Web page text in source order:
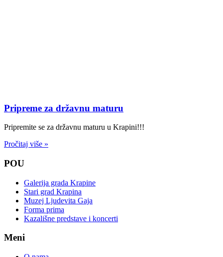
Pripreme za državnu maturu
Pripremite se za državnu maturu u Krapini!!!
Pročitaj više »
POU
Galerija grada Krapine
Stari grad Krapina
Muzej Ljudevita Gaja
Forma prima
Kazališne predstave i koncerti
Meni